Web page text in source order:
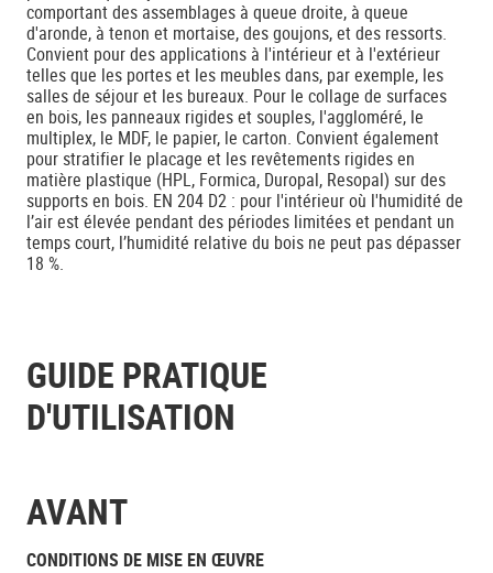
comportant des assemblages à queue droite, à queue
d'aronde, à tenon et mortaise, des goujons, et des ressorts.
Convient pour des applications à l'intérieur et à l'extérieur
telles que les portes et les meubles dans, par exemple, les
salles de séjour et les bureaux. Pour le collage de surfaces
en bois, les panneaux rigides et souples, l'aggloméré, le
multiplex, le MDF, le papier, le carton. Convient également
pour stratifier le placage et les revêtements rigides en
matière plastique (HPL, Formica, Duropal, Resopal) sur des
supports en bois. EN 204 D2 : pour l'intérieur où l'humidité de
l’air est élevée pendant des périodes limitées et pendant un
temps court, l’humidité relative du bois ne peut pas dépasser
18 %.
GUIDE PRATIQUE
D'UTILISATION
AVANT
CONDITIONS DE MISE EN ŒUVRE